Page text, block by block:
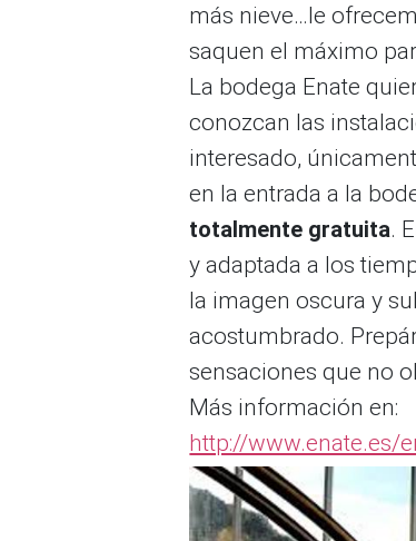
más nieve…le
saquen el máximo
La bodega Enate
conozcan las
interesado,
en la entrada a la
totalmente gratuita.
y adaptada a los
la imagen oscura y
acostumbrado.
sensaciones que no
Más información en:
http://www.enate.es/